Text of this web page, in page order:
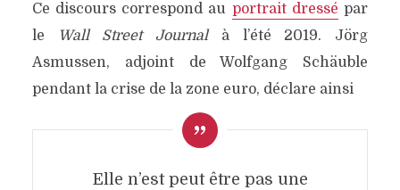
Ce discours correspond au portrait dressé par
le
Wall Street Journalà l’été 2019. Jörg
Asmussen, adjoint de Wolfgang Schäuble
pendant la crise de la zone euro, déclare ainsi
Elle n’est peut être pas une